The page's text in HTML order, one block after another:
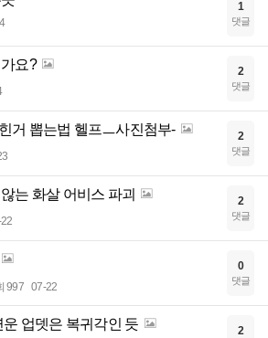
1
댓글
요? 2
댓글
거 뽑는법 헬프ㅡ사진첨부- 2
댓글
는 화살 어비스 파괴 2
댓글
997 07-22
0
댓글
업뎃은 복귀각인 듯 2